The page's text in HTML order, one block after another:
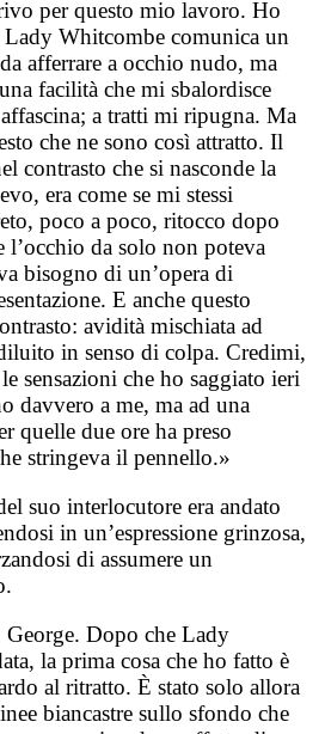
per questo mio lavoro. Ho
Whitcombe comunica un
afferrare a occhio nudo, ma
facilità che mi sbalordisce
a tratti mi ripugna. Ma
che ne sono così attratto. Il
contrasto che si nasconde la
era come se mi stessi
poco a poco, ritocco dopo
l’occhio da solo non poteva
bisogno di un’opera di
E anche questo
avidità mischiata ad
in senso di colpa. Credimi,
sensazioni che ho saggiato ieri
davvero a me, ma ad una
quelle due ore ha preso
stringeva il pennello.»
suo interlocutore era andato
in un’espressione grinzosa,
di assumere un
Dopo che Lady
la prima cosa che ho fatto è
al ritratto. È stato solo allora
biancastre sullo sfondo che